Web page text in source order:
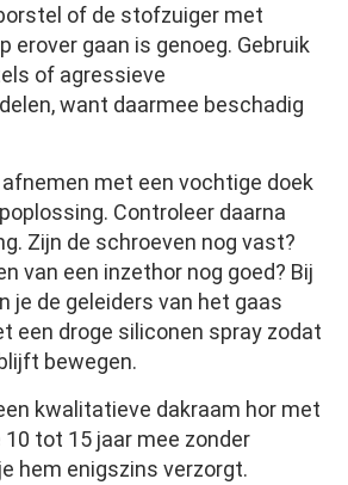
of de stofzuiger met
erover gaan is genoeg. Gebruik
of agressieve
want daarmee beschadig
met een vochtige doek
Controleer daarna
Zijn de schroeven nog vast?
van een inzethor nog goed? Bij
je de geleiders van het gaas
een droge siliconen spray zodat
bewegen.
kwalitatieve dakraam hor met
tot 15 jaar mee zonder
hem enigszins verzorgt.